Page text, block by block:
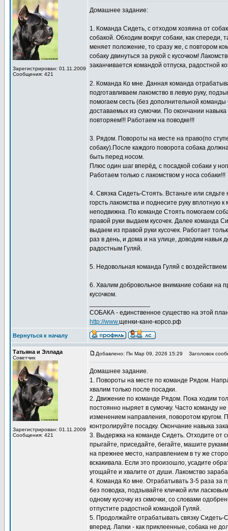
Зарегистрирован: 01.11.2009
Сообщения: 421
Домашнее задание:
1. Команда Сидеть, с отходом хозяина от
собакой. Обходим вокруг собаки, как спереди,
меняет положение, то сразу же, с повтором
собаку двинуться за рукой с кусочком!
заканчивается командой отпуска, радостной
2. Команда Ко мне. Данная команда
подготавливаем лакомство в левую руку,
помогаем сесть (без дополнительной
доставаемых из сумочки. По окончании
повторяем!!! Работаем на поводке!!!
3. Рядом. Повороты на месте на право(по
собаку).После каждого поворота собака
быть перед носом.
Плюс один шаг вперёд, с посадкой собаки у
Работаем только с лакомством у носа собаки!!!
4. Связка Сидеть-Стоять. Встаньте или
горсть лакомства и поднесите руку вплотную
неподвижна. По команде Стоять помогаем
правой руки выдаем кусочек. Далее команда
выдаем из правой руки кусочек. Работает
раз в день, и дома и на улице, доводим навык
радостным Гуляй.
5. Недовольная команда Гуляй с воздействием
6. Хвалим добровольное внимание собаки на
кусочком.
СОБАКА - единственное существо на этой
http://www.щенки-кане-корсо.рф
Вернуться к началу
Татьяна и Эллада
Советчик
Зарегистрирован: 01.11.2009
Сообщения: 421
Добавлено: Пн Мар 09, 2026 15:29 Заголовок
Домашнее задание.
1. Повороты на месте по команде Рядом.
хвалим только после посадки.
2. Движение по команде Рядом. Пока ходим
постоянно ныряет в сумочку. Часто команду
изменением направления, поворотом кругом.
контролируйте посадку. Окончание навыка
3. Выдержка на команде Сидеть. Отходите от
прыгайте, приседайте, бегайте, машите
на прежнее место, направлением в ту же
вскакивала. Если это произошло, усадите
угощайте и хвалите от души. Лакомство
4. Команда Ко мне. Отрабатывать 3-5 раза за
без поводка, подзывайте кличкой или
одному кусочку из скмочки, со словами
отпустите радостной командой Гуляй.
5. Продолжайте отрабатывать связку Сидеть-
вперед. Лапки - как приклеенные, собака не